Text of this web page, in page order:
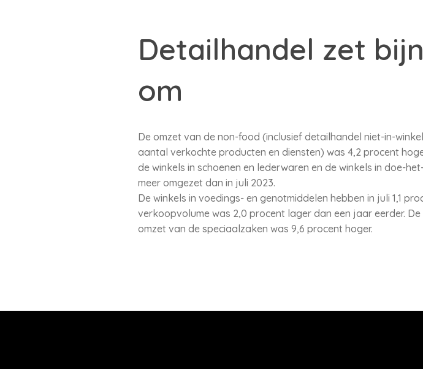
Detailhandel zet
om
De omzet van de non-food (inclusief detailhandel niet-in-
aantal verkochte producten en diensten) was 4,2 procent
de winkels in schoenen en lederwaren en de winkels in doe-
meer omgezet dan in juli 2023.
De winkels in voedings- en genotmiddelen hebben in juli 1,1
verkoopvolume was 2,0 procent lager dan een jaar eerder.
omzet van de speciaalzaken was 9,6 procent hoger.